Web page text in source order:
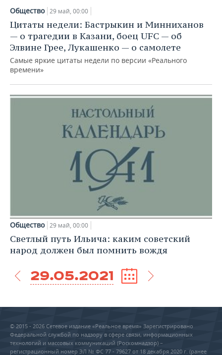
Общество 29 май, 00:00
Цитаты недели: Бастрыкин и Минниханов
— о трагедии в Казани, боец UFC — об
Элвине Грее, Лукашенко — о самолете
Самые яркие цитаты недели по версии «Реального
времени»
Общество 29 май, 00:00
Светлый путь Ильича: каким советский
народ должен был помнить вождя
29.05.2021
© 2015 - 2026 Сетевое издание «Реальное время» Зарегистрировано
Федеральной службой по надзору в сфере связи, информационных
технологий и массовых коммуникаций (Роскомнадзор) –
регистрационный номер ЭЛ № ФС 77 - 79627 от 18 декабря 2020 г. (ранее